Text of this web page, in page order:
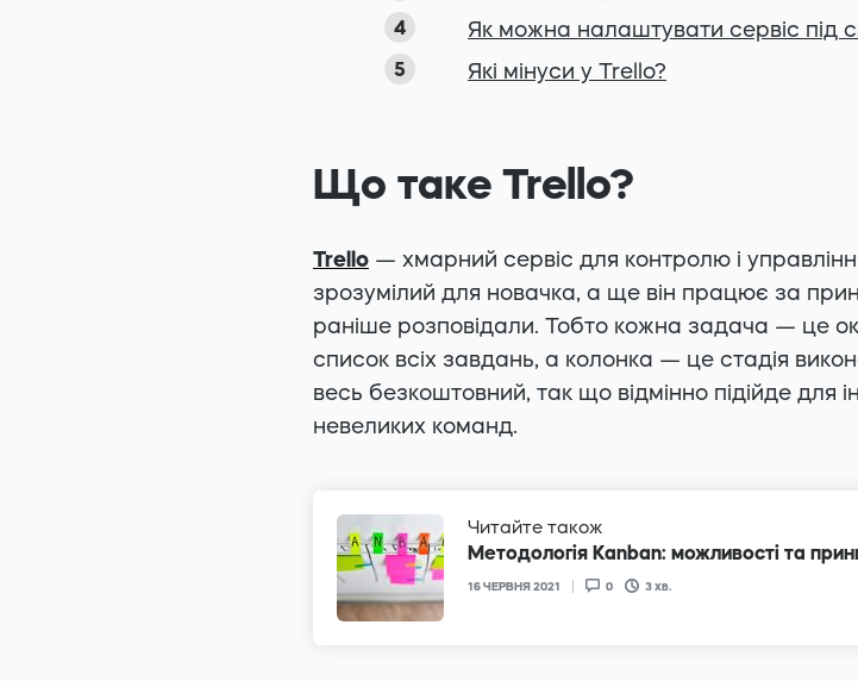
Як можна налаштувати сервіс під
Які мінуси у Trello?
Що таке Trello?
Trello — хмарний сервіс для контролю і
зрозумілий для новачка, а ще він працює за
раніше розповідали. Тобто кожна задача — це
список всіх завдань, а колонка — це стадія
весь безкоштовний, так що відмінно підійде для
невеликих команд.
Читайте також
Методологія Kanban: можливості та
16 ЧЕРВНЯ 2021 0 3хв.